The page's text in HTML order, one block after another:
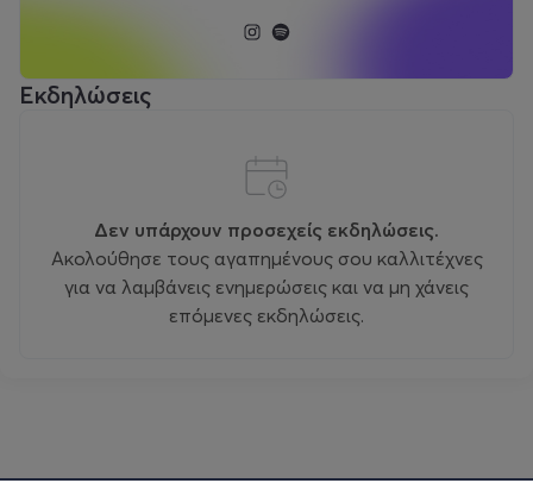
Εκδηλώσεις
Δεν υπάρχουν προσεχείς εκδηλώσεις.
Ακολούθησε τους αγαπημένους σου καλλιτέχνες
για να λαμβάνεις ενημερώσεις και να μη χάνεις
επόμενες εκδηλώσεις.